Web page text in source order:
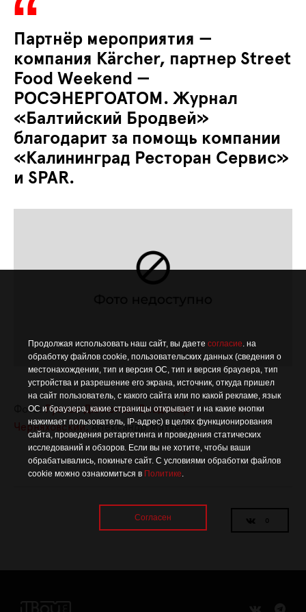
Продолжая использовать наш сайт, вы даете согласие. на
обработку файлов cookie, пользовательских данных (сведения о
местонахождении, тип и версия ОС, тип и версия браузера, тип
устройства и разрешение его экрана, источник, откуда пришел
на сайт пользователь, с какого сайта или по какой рекламе, язык
ОС и браузера, какие страницы открывает и на какие кнопки
нажимает пользователь, IP-адрес) в целях функционирования
сайта, проведения ретаргетинга и проведения статических
исследований и обзоров. Если вы не хотите, чтобы ваши
обрабатывались, покиньте сайт. С условиями обработки файлов
cookie можно ознакомиться в Политике.
Согласен
Партнёр мероприятия —
компания Kärcher, партнер Street
Food Weekend —
РОСЭНЕРГОАТОМ. Журнал
«Балтийский Бродвей»
благодарит за помощь компании
«Калининград Ресторан Сервис»
и SPAR.
Фото:Руслан Дюсюнов,Владимир
Черняховский,Александр Матвеев